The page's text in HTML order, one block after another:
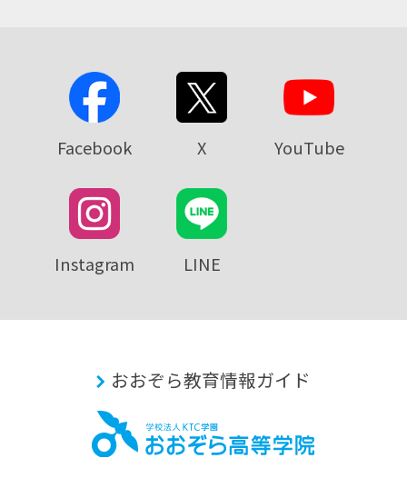
Facebook X YouTube
Instagram LINE
おおぞら教育情報ガイド